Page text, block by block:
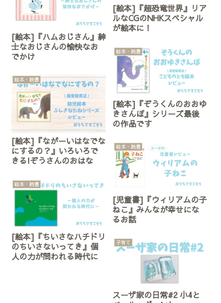
[絵本]『超恐竜世界』リア
ルなCGのNHKスペシャル
が絵本に！
[絵本]『ハムおじさん』紳
士なおじさんの愉快なお
でかけ
絵本・読書
[絵本]『ぞうくんのおおゆ
きさんぽ』シリーズ最後
の作品です
絵本・読書
[絵本]『ながーいはなでな
にするの？』いろいろで
きる!ぞうさんのおはな
絵本・読書
[児童書]『ウィリアムの子
ねこ』みんなが幸せにな
るお話
絵本・読書
[絵本]『ちいさなハチドリ
のちいさないってき』個
人の力が問われる時代に
子育て
スーザ家の日常#2 小4と